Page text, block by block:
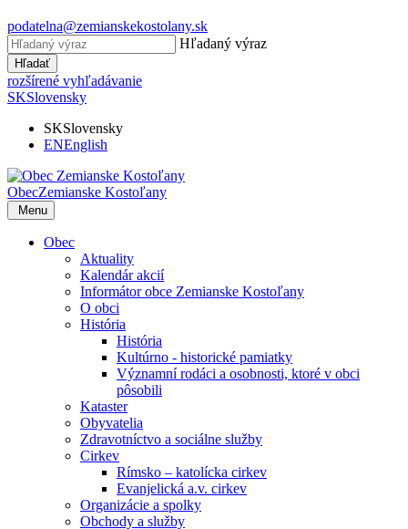
podatelna@zemianskekostolany.sk
Hľadaný výraz
Hľadať
rozšírené vyhľadávanie
SKSlovensky
SKSlovensky
ENEnglish
ObecZemianske Kostoľany
Menu
Obec
Aktuality
Kalendár akcií
Informátor obce Zemianske Kostoľany
O obci
História
História
Kultúrno - historické pamiatky
Významní rodáci a osobnosti, ktoré v obci
pôsobili
Kataster
Obyvatelia
Zdravotníctvo a sociálne služby
Cirkev
Rímsko – katolícka cirkev
Evanjelická a.v. cirkev
Organizácie a spolky
Obchody a služby